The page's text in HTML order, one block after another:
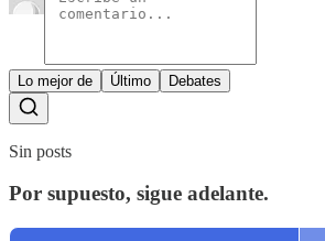
Lo mejor de Último Debates
Sin posts
Por supuesto, sigue adelante.